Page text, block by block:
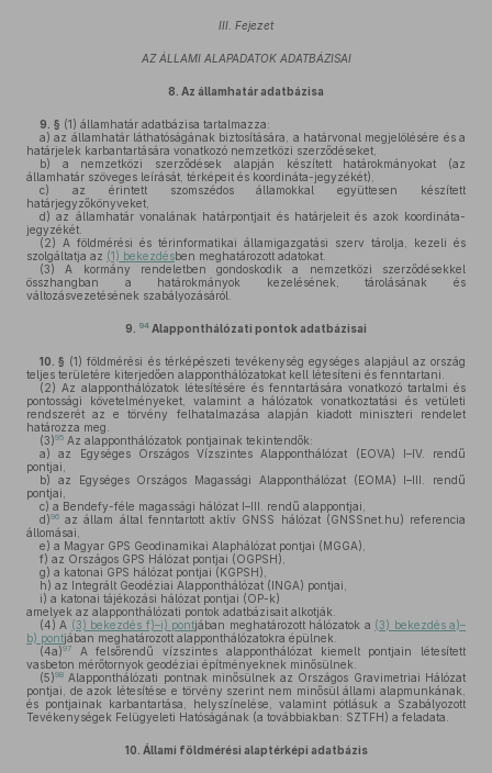
III. Fejezet
AZ ÁLLAMI ALAPADATOK ADATBÁZISAI
8. Az államhatár adatbázisa
9. § (1) államhatár adatbázisa tartalmazza:
a) az államhatár láthatóságának biztosítására, a határvonal megjelölésére és a
határjelek karbantartására vonatkozó nemzetközi szerződéseket,
b) a nemzetközi szerződések alapján készített határokmányokat (az
államhatár szöveges leírását, térképeit és koordináta-jegyzékét),
c) az érintett szomszédos államokkal együttesen készített
határjegyzőkönyveket,
d) az államhatár vonalának határpontjait és határjeleit és azok koordináta-
jegyzékét.
(2) A földmérési és térinformatikai államigazgatási szerv tárolja, kezeli és
szolgáltatja az (1) bekezdésben meghatározott adatokat.
(3) A kormány rendeletben gondoskodik a nemzetközi szerződésekkel
összhangban a határokmányok kezelésének, tárolásának és
változásvezetésének szabályozásáról.
9. 94 Alapponthálózati pontok adatbázisai
10. § (1) földmérési és térképészeti tevékenység egységes alapjául az ország
teljes területére kiterjedően alapponthálózatokat kell létesíteni és fenntartani.
(2) Az alapponthálózatok létesítésére és fenntartására vonatkozó tartalmi és
pontossági követelményeket, valamint a hálózatok vonatkoztatási és vetületi
rendszerét az e törvény felhatalmazása alapján kiadott miniszteri rendelet
határozza meg.
(3)95 Az alapponthálózatok pontjainak tekintendők:
a) az Egységes Országos Vízszintes Alapponthálózat (EOVA) I–IV. rendű
pontjai,
b) az Egységes Országos Magassági Alapponthálózat (EOMA) I–III. rendű
pontjai,
c) a Bendefy-féle magassági hálózat I–III. rendű alappontjai,
d)96 az állam által fenntartott aktív GNSS hálózat (GNSSnet.hu) referencia
állomásai,
e) a Magyar GPS Geodinamikai Alaphálózat pontjai (MGGA),
f) az Országos GPS Hálózat pontjai (OGPSH),
g) a katonai GPS hálózat pontjai (KGPSH),
h) az Integrált Geodéziai Alapponthálózat (INGA) pontjai,
i) a katonai tájékozási hálózat pontjai (OP-k)
amelyek az alapponthálózati pontok adatbázisait alkotják.
(4) A (3) bekezdés f)–i) pontjában meghatározott hálózatok a (3) bekezdés a)–
b) pontjában meghatározott alapponthálózatokra épülnek.
(4a)97
A felsőrendű vízszintes alapponthálózat kiemelt pontjain létesített
vasbeton mérőtornyok geodéziai építményeknek minősülnek.
(5)98 Alapponthálózati pontnak minősülnek az Országos Gravimetriai Hálózat
pontjai, de azok létesítése e törvény szerint nem minősül állami alapmunkának,
és pontjainak karbantartása, helyszínelése, valamint pótlásuk a Szabályozott
Tevékenységek Felügyeleti Hatóságának (a továbbiakban: SZTFH) a feladata.
10. Állami földmérési alaptérképi adatbázis